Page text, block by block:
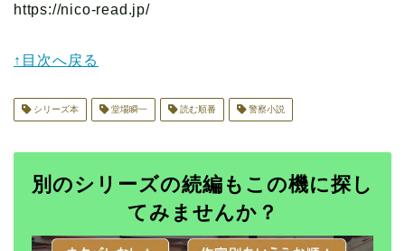
https://nico-read.jp/
↑目次へ戻る
シリーズ本 堂場瞬一 読む順番 警察小説
別のシリーズの続編もこの機に探し
てみませんか？